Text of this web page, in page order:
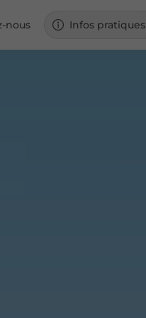
nous Infos pratiques